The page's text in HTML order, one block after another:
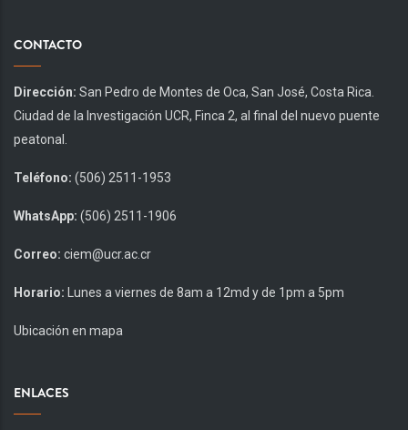
CONTACTO
Dirección: San Pedro de Montes de Oca, San José, Costa Rica.
Ciudad de la Investigación UCR, Finca 2, al final del nuevo puente
peatonal.
Teléfono: (506) 2511-1953
WhatsApp: (506) 2511-1906
Correo: ciem@ucr.ac.cr
Horario: Lunes a viernes de 8am a 12md y de 1pm a 5pm
Ubicación en mapa
ENLACES